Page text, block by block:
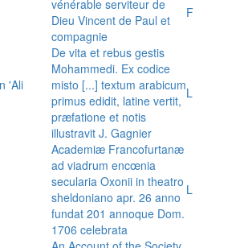
vénérable serviteur de
Dieu Vincent de Paul et
compagnie
F
'Ali
De vita et rebus gestis
Mohammedi. Ex codice
misto [...] textum arabicum
primus edidit, latine vertit,
præfatione et notis
illustravit J. Gagnier
L
Academiæ Francofurtanæ
ad viadrum encœnia
secularia Oxonii in theatro
sheldoniano apr. 26 anno
fundat 201 annoque Dom.
1706 celebrata
L